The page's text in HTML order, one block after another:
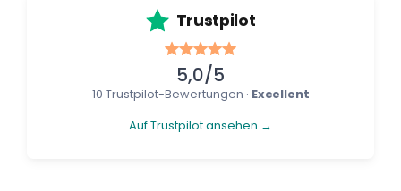
Trustpilot
5,0/5
10 Trustpilot-Bewertungen · Excellent
Auf Trustpilot ansehen →